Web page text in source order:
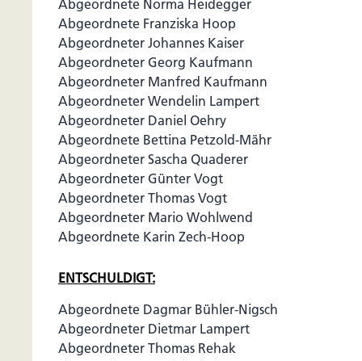
Abgeordnete Norma Heidegger
Abgeordnete Franziska Hoop
Abgeordneter Johannes Kaiser
Abgeordneter Georg Kaufmann
Abgeordneter Manfred Kaufmann
Abgeordneter Wendelin Lampert
Abgeordneter Daniel Oehry
Abgeordnete Bettina Petzold-Mähr
Abgeordneter Sascha Quaderer
Abgeordneter Günter Vogt
Abgeordneter Thomas Vogt
Abgeordneter Mario Wohlwend
Abgeordnete Karin Zech-Hoop
ENTSCHULDIGT:
Abgeordnete Dagmar Bühler-Nigsch
Abgeordneter Dietmar Lampert
Abgeordneter Thomas Rehak